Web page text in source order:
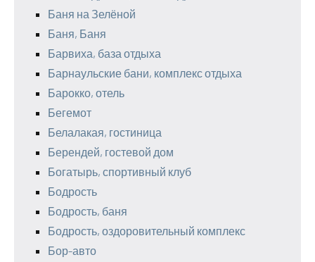
Баня на Зелёной
Баня, Баня
Барвиха, база отдыха
Барнаульские бани, комплекс отдыха
Барокко, отель
Бегемот
Белалакая, гостиница
Берендей, гостевой дом
Богатырь, спортивный клуб
Бодрость
Бодрость, баня
Бодрость, оздоровительный комплекс
Бор-авто